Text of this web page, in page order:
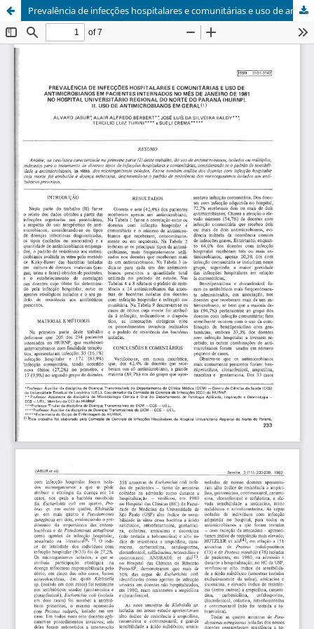
Prevalência de infecções hospitalares e comunitárias e uso de anti microbianos em pacientes internados no mês de janeiro de 1981 no Hospital Universitário Regional do Norte Do Paraná (HURNP). II. Uso de anti microbianos em geral